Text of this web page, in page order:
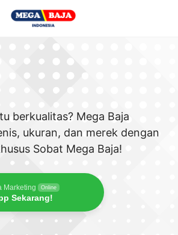
berkualitas? Mega Baja
ukuran, dan merek dengan
Sobat Mega Baja!
Marketing Online
Sekarang!